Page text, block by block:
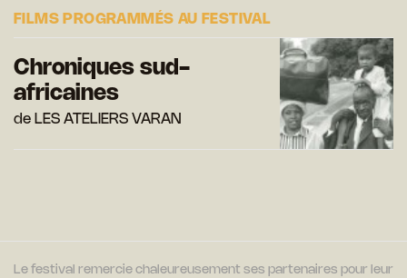
FILMS PROGRAMMÉS AU FESTIVAL
Chroniques sud-
africaines
de LES ATELIERS VARAN
Le festival remercie chaleureusement ses partenaires pour leur